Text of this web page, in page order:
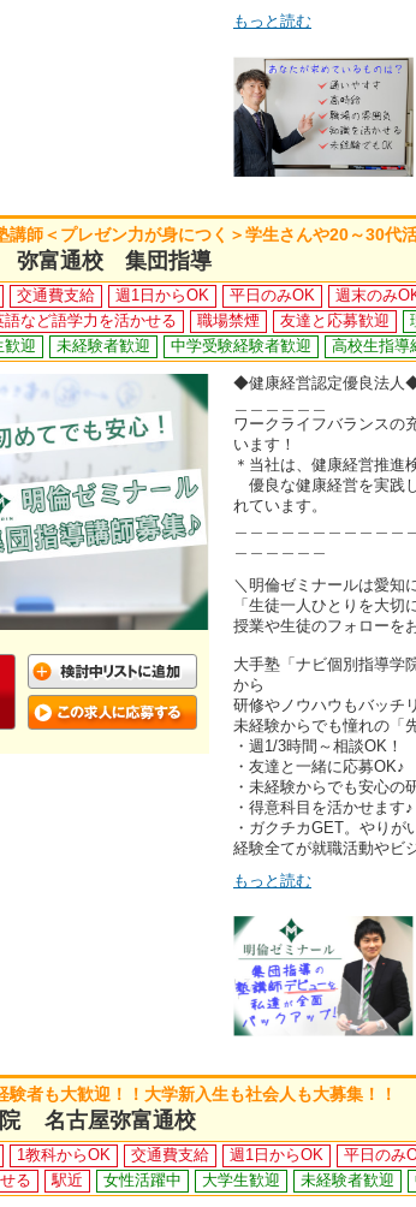
もっと読む
講師＜プレゼン力が身につく＞学生さんや20～30代
弥富通校 集団指導
交通費支給 週1日からOK 平日のみOK 週末のみ
語など語学力を活かせる 職場禁煙 友達と応募歓迎
歓迎 未経験者歓迎 中学受験経験者歓迎 高校生指導
◆健康経営認定優良法人
ワークライフバランスの
います！
＊当社は、健康経営推進
優良な健康経営を実践
れています。
＼明倫ゼミナールは愛知
「生徒一人ひとりを大切
授業や生徒のフォローを
大手塾「ナビ個別指導学
から
研修やノウハウもバッチ
未経験からでも憧れの「
・週1/3時間～相談OK！
・友達と一緒に応募OK♪
・未経験からでも安心の
・得意科目を活かせます♪
・ガクチカGET。やり
経験全てが就職活動やビ
もっと読む
験者も大歓迎！！大学新入生も社会人も大募集！！
院 名古屋弥富通校
1教科からOK 交通費支給 週1日からOK 平日のみ
る
駅近 女性活躍中 大学生歓迎 未経験者歓迎